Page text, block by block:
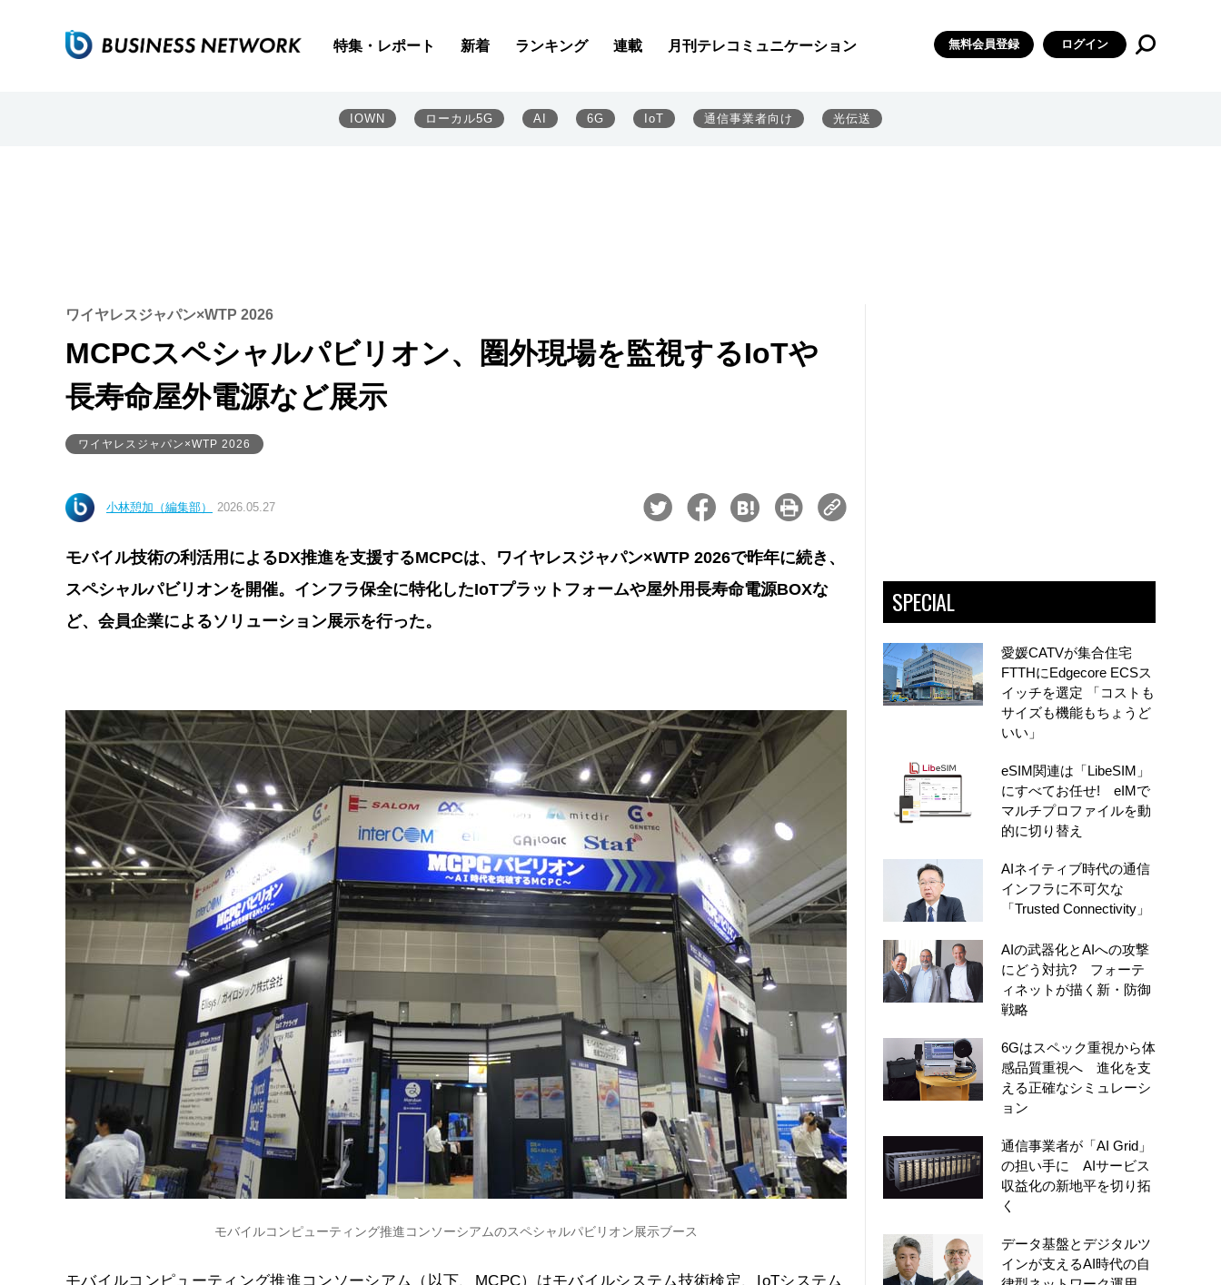
特集・レポート 新着 ランキング 連載 月刊テレコミュニケーション 無料会員登録 ログイン
IOWN ローカル5G AI 6G IoT 通信事業者向け 光伝送
ワイヤレスジャパン×WTP 2026
MCPCスペシャルパビリオン、圏外現場を監視するIoTや
長寿命屋外電源など展示
ワイヤレスジャパン×WTP 2026
小林憩加（編集部） 2026.05.27
モバイル技術の利活用によるDX推進を支援するMCPCは、ワイヤレスジャパン×WTP 2026で昨年に続き、
スペシャルパビリオンを開催。インフラ保全に特化したIoTプラットフォームや屋外用長寿命電源BOXな
ど、会員企業によるソリューション展示を行った。
モバイルコンピューティング推進コンソーシアムのスペシャルパビリオン展示ブース
モバイルコンピューティング推進コンソーシアム（以下、MCPC）はモバイルシステム技術検定、IoTシステム
SPECIAL
愛媛CATVが集合住宅
FTTHにEdgecore ECSス
イッチを選定 「コストも
サイズも機能もちょうど
いい」
eSIM関連は「LibeSIM」
にすべてお任せ! eIMで
マルチプロファイルを動
的に切り替え
AIネイティブ時代の通信
インフラに不可欠な
「Trusted Connectivity」
AIの武器化とAIへの攻撃
にどう対抗? フォーテ
ィネットが描く新・防御
戦略
6Gはスペック重視から体
感品質重視へ 進化を支
える正確なシミュレーシ
ョン
通信事業者が「AI Grid」
の担い手に AIサービス
収益化の新地平を切り拓
く
データ基盤とデジタルツ
インが支えるAI時代の自